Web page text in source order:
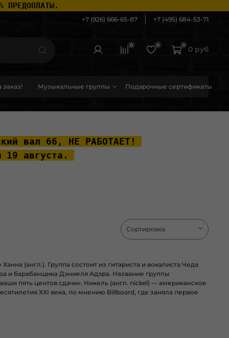
ПРЕДОПЛАТЫ.
+7 (926) 666-65-87 +7 (495) 684-53-71
0 0 0
0 руб
заказ! Музыкальные группы Подарочные сертификаты
вал 66, НЕ РАБОТАЕТ!
19 августа.
Ханна (англ.). Группа состоит из гитариста и вокалиста Чеда
и барабанщика Дэниеля Адэра. Название группы
пять центов сдачи». Никель (англ. nickel) — американское
XXI века, по мнению Billboard, где заняла первое